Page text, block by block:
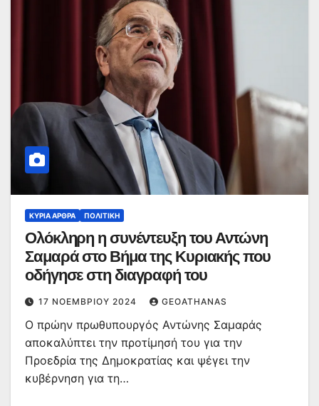
ΚΥΡΙΑ ΑΡΘΡΑ ΠΟΛΙΤΙΚΉ
Ολόκληρη η συνέντευξη του Αντώνη
Σαμαρά στο Βήμα της Κυριακής που
οδήγησε στη διαγραφή του
17 ΝΟΕΜΒΡΊΟΥ 2024 GEOATHANAS
Ο πρώην πρωθυπουργός Αντώνης Σαμαράς
αποκαλύπτει την προτίμησή του για την
Προεδρία της Δημοκρατίας και ψέγει την
κυβέρνηση για τη…